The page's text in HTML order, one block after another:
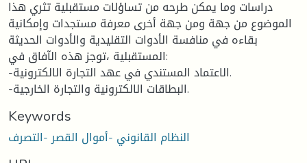
دراسات وما يمكن طرحه من تساؤلات مستقبلية تثري هذا
الموضوع من جهة ومن جهة أخرى معرفة مستجدات وإمكانية
بقاءه في منافسة الأدوات التقليدية والأدوات الحديثة
المستقبلية ،توجز هذه الآفاق في:
-الاعتماد المستندي في عهد التجارة الالكترونية.
-البطاقات الالكترونية والتجارة الخارجية.
Keywords
النظام القانوني -أموال القصر -التصرف